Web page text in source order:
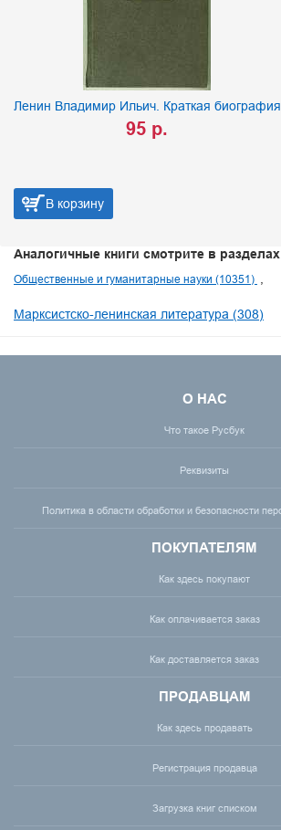
Ленин Владимир Ильич. Краткая биография
95 р.
В корзину
Аналогичные книги смотрите в
Общественные и гуманитарные науки (10351)
Марксистско-ленинская литература (308)
О НАС
Что такое Русбук
Реквизиты
Политика в области обработки и безопасности
ПОКУПАТЕЛЯМ
Как здесь покупают
Как оплачивается заказ
Как доставляется заказ
ПРОДАВЦАМ
Как здесь продавать
Регистрация продавца
Загрузка книг списком